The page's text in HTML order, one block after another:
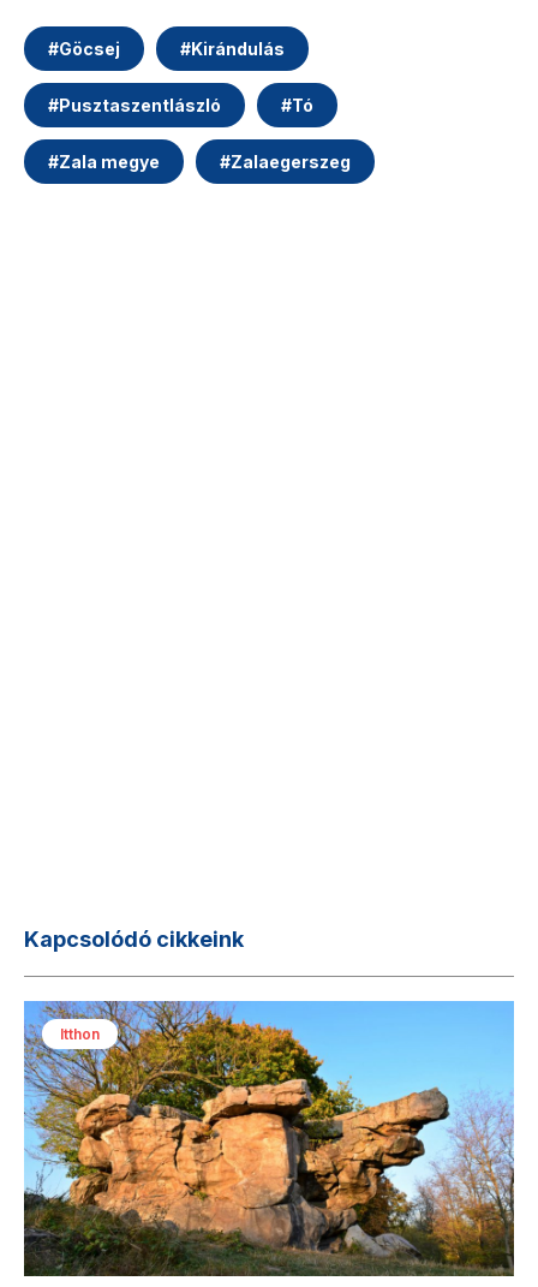
#Göcsej #Kirándulás
#Pusztaszentlászló #Tó
#Zala megye #Zalaegerszeg
Kapcsolódó cikkeink
Itthon